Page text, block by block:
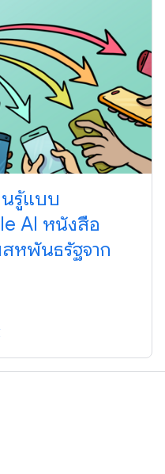
นรู้แบบ
AI หนังสือ
หพันธรัฐจาก